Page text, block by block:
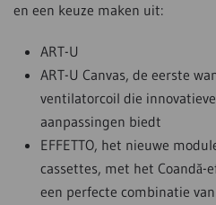
en een keuze maken uit:
ART-U
ART-U Canvas, de eerste
ventilatorcoil die
aanpassingen biedt
EFFETTO, het nieuwe
cassettes, met het Coandă-
een perfecte combinatie